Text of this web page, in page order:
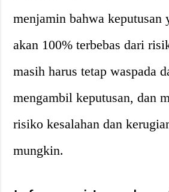
menjamin bahwa keputusan
akan 100% terbebas dari
masih harus tetap waspada
mengambil keputusan, dan
risiko kesalahan dan
mungkin.